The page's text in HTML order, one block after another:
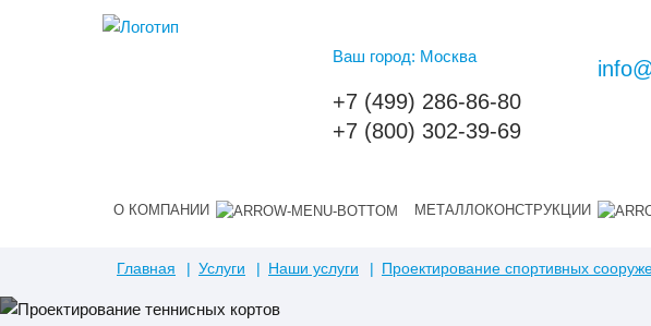
Ваш город: Москва
+7 (499) 286-86-80
+7 (800) 302-39-69
О КОМПАНИИ МЕТАЛЛОКОНСТРУКЦИИ
Главная Услуги Наши услуги Проектирование спортивных